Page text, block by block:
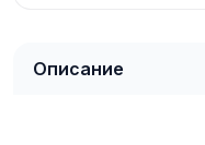
Описание